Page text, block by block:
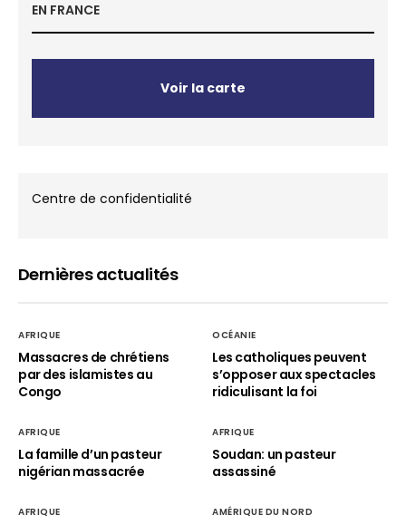
EN FRANCE
Voir la carte
Centre de confidentialité
Dernières actualités
AFRIQUE
Massacres de chrétiens
par des islamistes au
Congo
OCÉANIE
Les catholiques peuvent
s’opposer aux spectacles
ridiculisant la foi
AFRIQUE
La famille d’un pasteur
nigérian massacrée
AFRIQUE
Soudan: un pasteur
assassiné
AFRIQUE AMÉRIQUE DU NORD